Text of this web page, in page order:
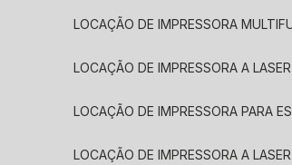
LOCAÇÃO DE IMPRESSORA
LOCAÇÃO DE IMPRESSORA A
LOCAÇÃO DE IMPRESSORA PARA
LOCAÇÃO DE IMPRESSORA A